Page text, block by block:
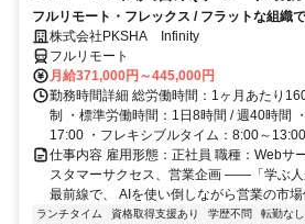
フルリモート・フレックス / フラットな組織
株式会社PKSHA Infinity
フルリモート
月給371,000円～445,000円
勤務時間詳細 総労働時間：1ヶ月あたり
制 ・標準労働時間：1日8時間 / 週40時間
17:00 ・フレキシブルタイム：8:00～13:00
仕事内容 雇用形態：正社員 職種：Webサ
スタマーサクセス、営業企画 ――「学ぶ
最前線で、 AIを使い倒しながら営業の市場
ランチタイム 資格取得支援あり 学歴不問 転勤なし